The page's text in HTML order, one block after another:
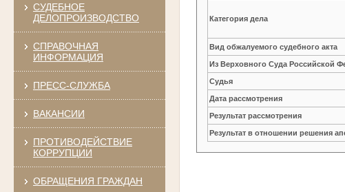
СУДЕБНОЕ
ДЕЛОПРОИЗВОДСТВО
СПРАВОЧНАЯ
ИНФОРМАЦИЯ
ПРЕСС-СЛУЖБА
ВАКАНСИИ
ПРОТИВОДЕЙСТВИЕ
КОРРУПЦИИ
ОБРАЩЕНИЯ ГРАЖДАН
Категория дела
Вид обжалуемого судебного акта
Из Верховного Суда Российской
Судья
Дата рассмотрения
Результат рассмотрения
Результат в отношении решения